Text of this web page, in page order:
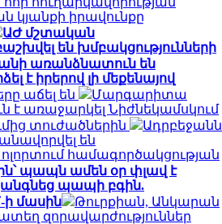
իրավունքը
ԱԺ մշտական
են խմբակցությունների
առանձնատուն են
է իրերով լի մեքենայով
աճել են
Մարգարիտա
է առաջարկել Նիժնեկամսկում
տուժածներին
Ադրբեջանն
են
համագործակցության
պապն ամեն օր փլավ է
կանգնեց պապի բգին.
ի մասին
Թուրքիան, Անկարան
զորավարժություններ